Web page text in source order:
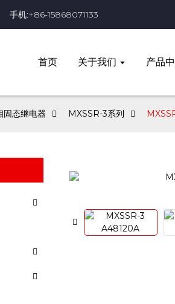
手机:+86-15868071133
首页 关于我们 产品
固态继电器 MXSSR-3系列